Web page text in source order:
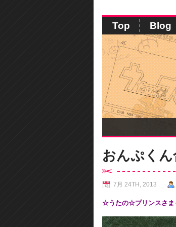
Top Blog
おんぷく
7月 24TH, 2013
☆うたの☆プリンスさま